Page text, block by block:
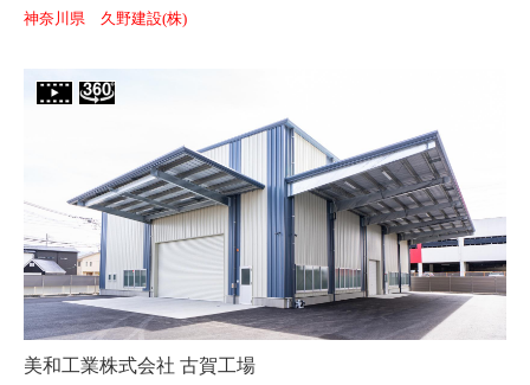
神奈川県 久野建設(株)
美和工業株式会社 古賀工場